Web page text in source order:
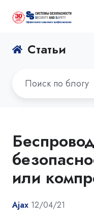
Статьи
или
Ajax 12/04/21